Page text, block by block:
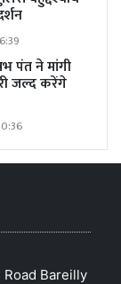
पंत ने मांगी
जल्द करेंगे
Bareilly